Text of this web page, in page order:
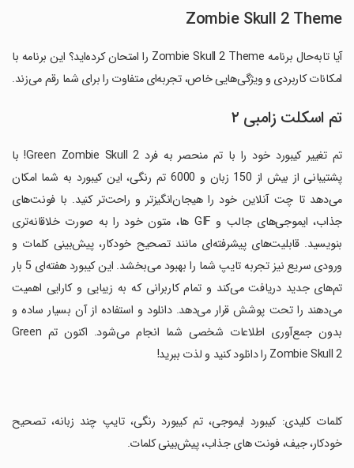
Zombie Skull 2 Theme
آیا تابه‌حال برنامه Zombie Skull 2 Theme را امتحان کرده‌اید؟ این برنامه با
امکانات کاربردی و ویژگی‌هایی خاص، تجربه‌ای متفاوت را برای شما رقم می‌زند.
تم اسکلت زامبی ۲
تم تغییر کیبورد خود را با تم منحصر به فرد Green Zombie Skull 2! با
پشتیبانی از بیش از 150 زبان و 6000 تم رنگی، این کیبورد به شما امکان
می‌دهد تا چت آنلاین خود را هیجان‌انگیزتر و راحت‌تر کنید. با فونت‌های
جذاب، ایموجی‌های جالب و GIF ها، متون خود را به صورت خلاقانه‌تری
بنویسید. قابلیت‌های پیشرفته‌ای مانند تصحیح خودکار، پیش‌بینی کلمات و
ورودی سریع نیز تجربه تایپ شما را بهبود می‌بخشد. این کیبورد هفته‌ای 5 بار
تم‌های جدید دریافت می‌کند و تمام کاربرانی که به زیبایی و کارایی اهمیت
می‌دهند را تحت پوشش قرار می‌دهد. دانلود و استفاده از آن بسیار ساده و
بدون جمع‌آوری اطلاعات شخصی شما انجام می‌شود. اکنون تم Green
Zombie Skull 2 را دانلود کنید و لذت ببرید!
‏کلمات کلیدی: کیبورد ایموجی، تم کیبورد رنگی، تایپ چند زبانه، تصحیح
خودکار، جیف، فونت های جذاب، پیش‌بینی کلمات.